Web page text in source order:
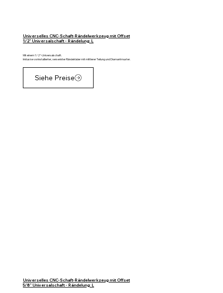
Universelles CNC-Schaft-Rändelwerkzeug mit Offset
1/2" Universalschaft - Rändelung: L
Mit einem 1/2"-Universalschaft.
Inklusive vorinstallierter, versenkter Rändelräder mit mittlerer Teilung und Diamantmuster.
Siehe Preise
Universelles CNC-Schaft-Rändelwerkzeug mit Offset
5/8" Universalschaft - Rändelung: L